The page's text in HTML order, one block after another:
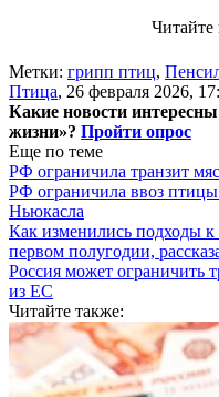
Читайте
Метки: грипп птиц,
Птица, 26 февраля 2026,
Какие новости
жизни»? Пройти опрос
Еще по теме
РФ ограничила транзит
РФ ограничила ввоз
Ньюкасла
Как изменились подходы
первом полугодии,
Россия может ограничить
из ЕС
Читайте также: